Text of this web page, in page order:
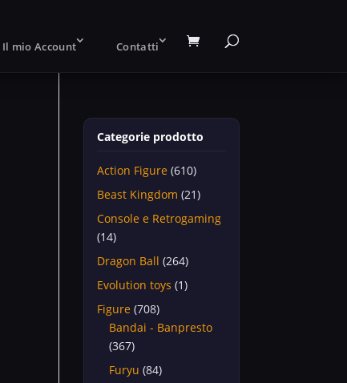
Il mio Account Contatti
Categorie prodotto
Action Figure (610)
Beast Kingdom (21)
Console e Retrogaming
(14)
Dragon Ball (264)
Evolution toys (1)
Figure (708)
Bandai - Banpresto
(367)
Furyu (84)